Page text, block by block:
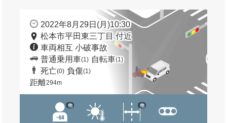
2022年8月29日(月)10:30
松本市平田東三丁目 付近
車両相互 小破事故
普通乗用車(1) 自転車(1)
死亡(0) 負傷(1)
距離294m
他 他